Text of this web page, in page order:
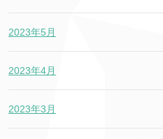
2023年5月
2023年4月
2023年3月